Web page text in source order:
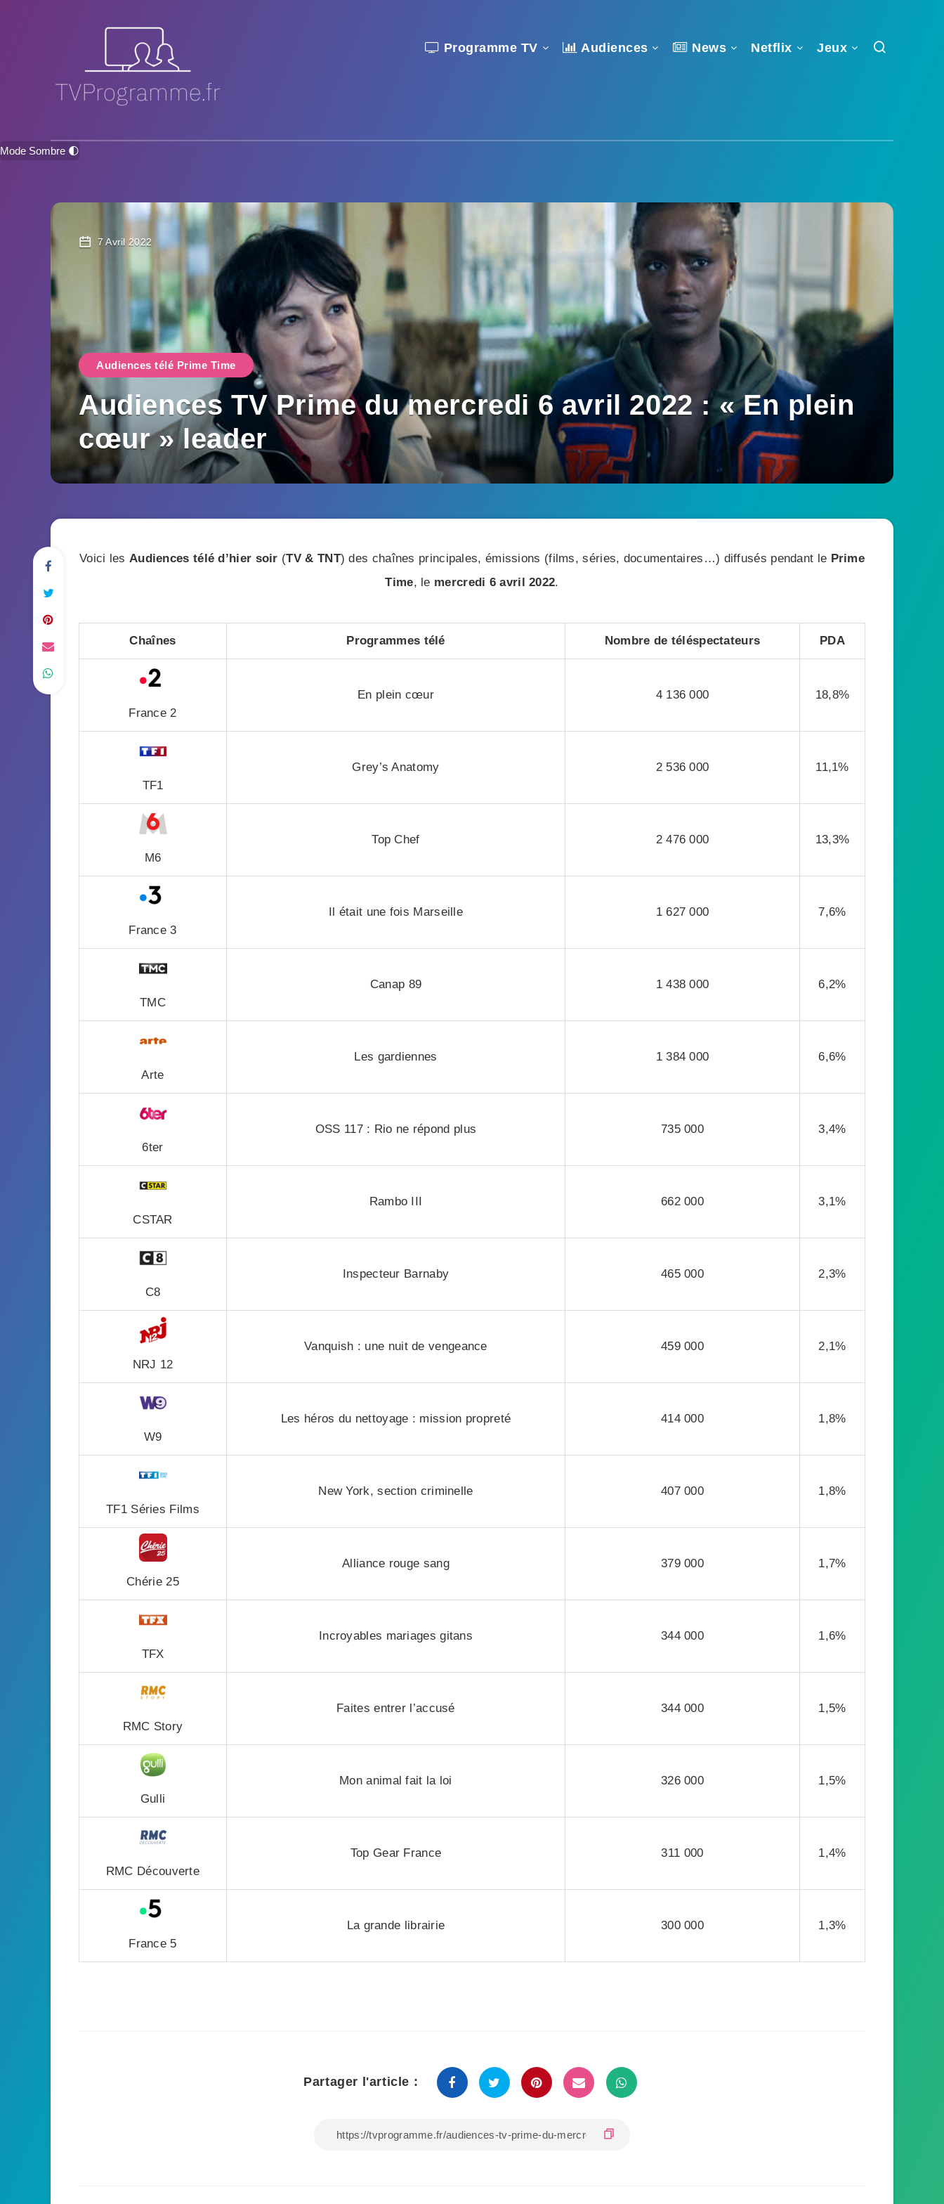
Programme TV Audiences News Netflix Jeux
Mode Sombre 🌓
7 Avril 2022
Audiences télé Prime Time
Audiences TV Prime du mercredi 6 avril 2022 : « En plein
cœur » leader
Voici les Audiences télé d’hier soir (TV & TNT) des chaînes principales, émissions (films, séries, documentaires…) diffusés pendant le Prime
Time, le mercredi 6 avril 2022.
Chaînes Programmes télé Nombre de téléspectateurs PDA
France 2
En plein cœur 4 136 000 18,8%
TF1
Grey’s Anatomy 2 536 000 11,1%
M6
Top Chef 2 476 000 13,3%
France 3
Il était une fois Marseille 1 627 000 7,6%
TMC
Canap 89 1 438 000 6,2%
Arte
Les gardiennes 1 384 000 6,6%
6ter
OSS 117 : Rio ne répond plus 735 000 3,4%
CSTAR
Rambo III 662 000 3,1%
C8
Inspecteur Barnaby 465 000 2,3%
NRJ 12
Vanquish : une nuit de vengeance 459 000 2,1%
W9
Les héros du nettoyage : mission propreté 414 000 1,8%
TF1 Séries Films
New York, section criminelle 407 000 1,8%
Chérie 25
Alliance rouge sang 379 000 1,7%
TFX
Incroyables mariages gitans 344 000 1,6%
RMC Story
Faites entrer l’accusé 344 000 1,5%
Gulli
Mon animal fait la loi 326 000 1,5%
RMC Découverte
Top Gear France 311 000 1,4%
France 5
La grande librairie 300 000 1,3%
Partager l'article :